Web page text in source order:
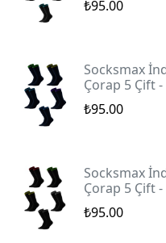
₺95.00
Socksmax
Çorap 5 Çift
₺95.00
Socksmax
Çorap 5 Çift -
₺95.00